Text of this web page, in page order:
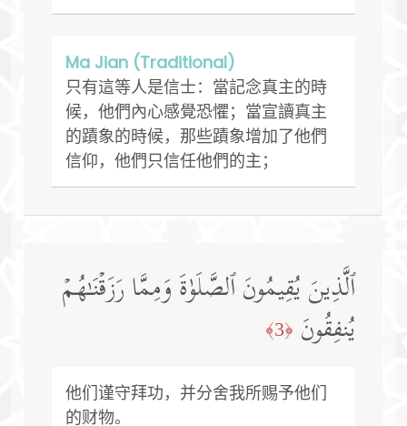
Ma Jian (Traditional)
只有這等人是信士：當記念真主的時
候，他們內心感覺恐懼；當宣讀真主
的蹟象的時候，那些蹟象增加了他們
信仰，他們只信任他們的主；
ٱلَّذِینَ یُقِیمُونَ ٱلصَّلَوٰةَ وَمِمَّا رَزَقۡنَـٰهُمۡ
یُنفِقُونَ ﴿3﴾
他们谨守拜功，并分舍我所赐予他们
的财物。